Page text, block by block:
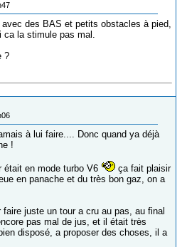
des BAS et petits obstacles à pied,
ca la stimule pas mal.
?
à lui faire.... Donc quand ya déjà
!
était en mode turbo V6
ça fait plaisir
en panache et du très bon gaz, on a
juste un tour a cru au pas, au final
pas mal de jus, et il était très
disposé, a proposer des choses, il a